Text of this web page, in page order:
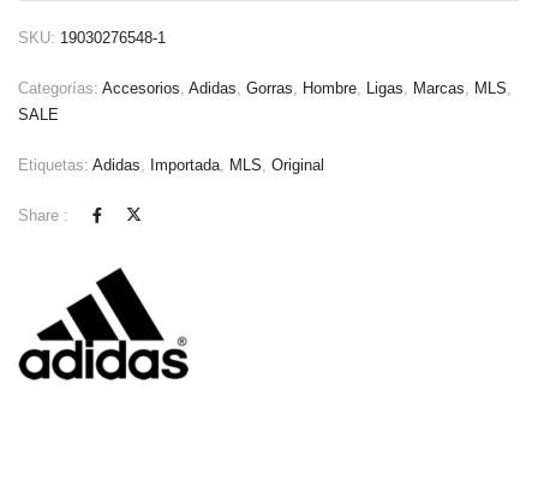
SKU: 19030276548-1
Categorías: Accesorios, Adidas, Gorras, Hombre, Ligas, Marcas, MLS,
SALE
Etiquetas: Adidas, Importada, MLS, Original
Share :